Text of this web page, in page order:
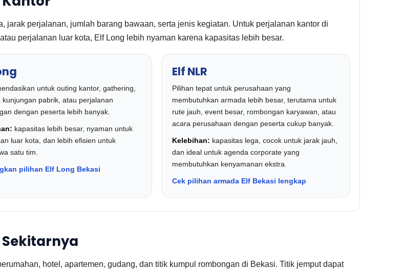
perjalanan, jumlah barang bawaan, serta jenis kegiatan. Untuk perjalanan kantor di
perjalanan luar kota, Elf Long lebih nyaman karena kapasitas lebih besar.
untuk outing kantor, gathering,
kunjungan pabrik, atau perjalanan
dengan peserta lebih banyak.
kapasitas lebih besar, nyaman untuk
luar kota, dan lebih efisien untuk
satu tim.
pilihan Elf Long Bekasi
Elf NLR
Pilihan tepat untuk perusahaan yang
membutuhkan armada lebih besar, terutama untuk
rute jauh, event besar, rombongan karyawan, atau
acara perusahaan dengan peserta cukup banyak.
Kelebihan: kapasitas lega, cocok untuk jarak jauh,
dan ideal untuk agenda corporate yang
membutuhkan kenyamanan ekstra.
Cek pilihan armada Elf Bekasi lengkap
hotel, apartemen, gudang, dan titik kumpul rombongan di Bekasi. Titik jemput dapat